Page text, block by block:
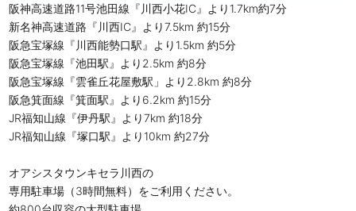
阪神高速道路11号池田線『川西小花IC』より1.7km約7分
新名神高速道路『川西IC』より7.5km 約15分
阪急宝塚線『川西能勢口駅』より1.5km 約5分
阪急宝塚線『池田駅』より2.5km 約8分
阪急宝塚線『雲雀丘花屋敷駅」より2.8km 約8分
阪急箕面線『箕面駅』より6.2km 約15分
JR福知山線『伊丹駅』より7km 約18分
JR福知山線『塚口駅』より10km 約27分
オアシスタウンキセラ川西の
専用駐車場（3時間無料）をご利用ください。